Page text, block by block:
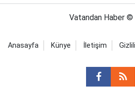
Vatandan Haber ©
Anasayfa Künye İletişim